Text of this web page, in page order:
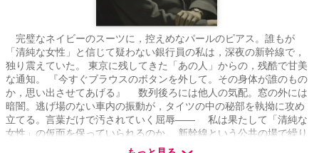
完璧なネイビーのスーツに，控えめなパールのピアス。誰もが
「清純な女性」と信じて疑わない銀行員の私は，深夜の新幹線で，
独り震えていた。 東京に残してきた「あの人」からの，残酷で甘美
な通知。 『今すぐブラウスのボタンを外して。その身体が誰のもの
か，思い出させてあげる』 数列後ろには他人の気配。窓の外には
暗闇。逃げ場のない車内の振動が，タイツの中の秘部を執拗に攻め
立てる。言葉だけで汚されていく屈辱—— 私は果たして「清純な
女性」の仮面を保っていられるのか。 新幹線という公共の場で繰り
広げられる，静かなる絶頂の記録。